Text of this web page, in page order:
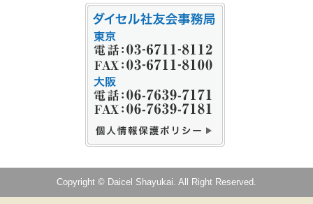
Copyright © Daicel Shayukai. All Right Reserved.